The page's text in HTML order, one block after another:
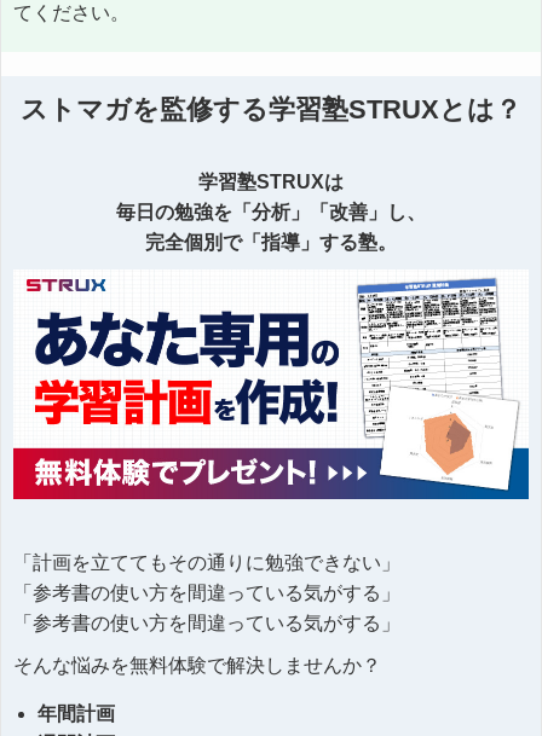
てください。
ストマガを監修する学習塾STRUXとは？
学習塾STRUXは
毎日の勉強を「分析」「改善」し、
完全個別で「指導」する塾。
「計画を立ててもその通りに勉強できない」
「参考書の使い方を間違っている気がする」
「参考書の使い方を間違っている気がする」
そんな悩みを無料体験で解決しませんか？
年間計画